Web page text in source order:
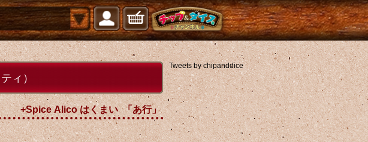
ィ）
+Spice Alico はくまい 「あ行」
Tweets by chipanddice